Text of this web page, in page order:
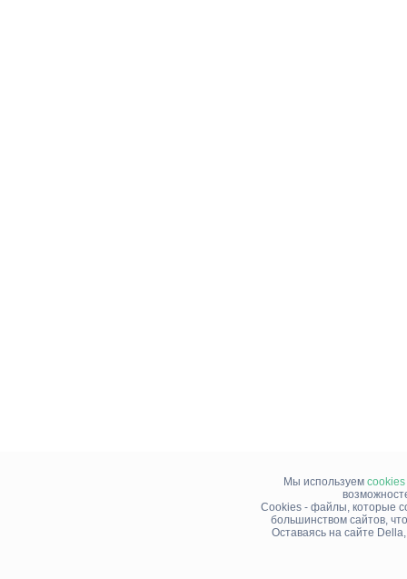
Мы используем cookies
Cookies - файлы, которые
большинством сайтов,
Оставаясь на сайте